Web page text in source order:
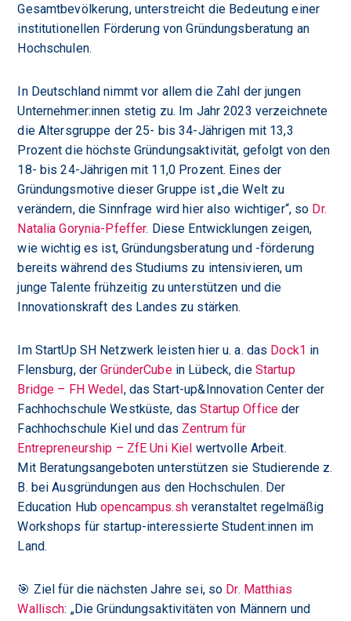
Gesamtbevölkerung, unterstreicht die Bedeutung einer
institutionellen Förderung von Gründungsberatung an
Hochschulen.
In Deutschland nimmt vor allem die Zahl der jungen
Unternehmer:innen stetig zu. Im Jahr 2023 verzeichnete
die Altersgruppe der 25- bis 34-Jährigen mit 13,3
Prozent die höchste Gründungsaktivität, gefolgt von den
18- bis 24-Jährigen mit 11,0 Prozent. Eines der
Gründungsmotive dieser Gruppe ist „die Welt zu
verändern, die Sinnfrage wird hier also wichtiger“, so Dr.
Natalia Gorynia-Pfeffer. Diese Entwicklungen zeigen,
wie wichtig es ist, Gründungsberatung und -förderung
bereits während des Studiums zu intensivieren, um
junge Talente frühzeitig zu unterstützen und die
Innovationskraft des Landes zu stärken.
Im StartUp SH Netzwerk leisten hier u. a. das Dock1 in
Flensburg, derGründerCubein Lübeck, die Startup
Bridge – FH Wedel , das Start-up&Innovation Center der
Fachhochschule Westküste, dasStartup Office der
Fachhochschule Kiel und das Zentrum für
Entrepreneurship – ZfE Uni Kiel wertvolle Arbeit.
Mit Beratungsangeboten unterstützen sie Studierende z.
B. bei Ausgründungen aus den Hochschulen. Der
Education Hubopencampus.shveranstaltet regelmäßig
Workshops für startup-interessierte Student:innen im
Land.
🎯 Ziel für die nächsten Jahre sei, so Dr. Matthias
Wallisch: „Die Gründungsaktivitäten von Männern und